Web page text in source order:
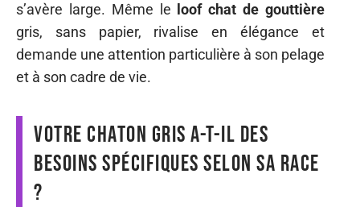
s’avère large. Même le
loof chat de gouttière
gris, sans papier, rivalise en élégance et
demande une attention particulière à son pelage
et à son cadre de vie.
Votre chaton gris a-t-il des
besoins spécifiques selon sa race
?